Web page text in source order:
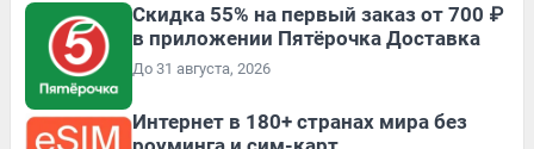
Скидка 55% на первый заказ от 700 ₽
в приложении Пятёрочка Доставка
До 31 августа, 2026
Интернет в 180+ странах мира без